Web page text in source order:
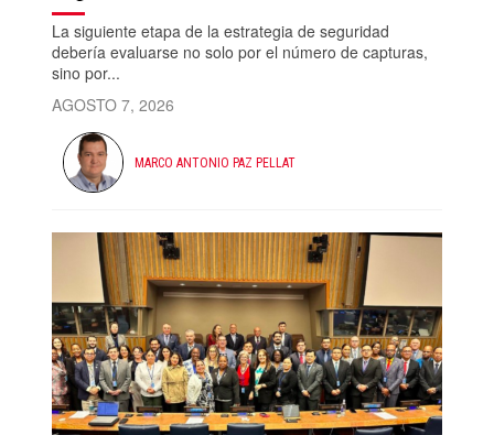
La siguiente etapa de la estrategia de seguridad
debería evaluarse no solo por el número de capturas,
sino por...
AGOSTO 7, 2026
MARCO ANTONIO PAZ PELLAT